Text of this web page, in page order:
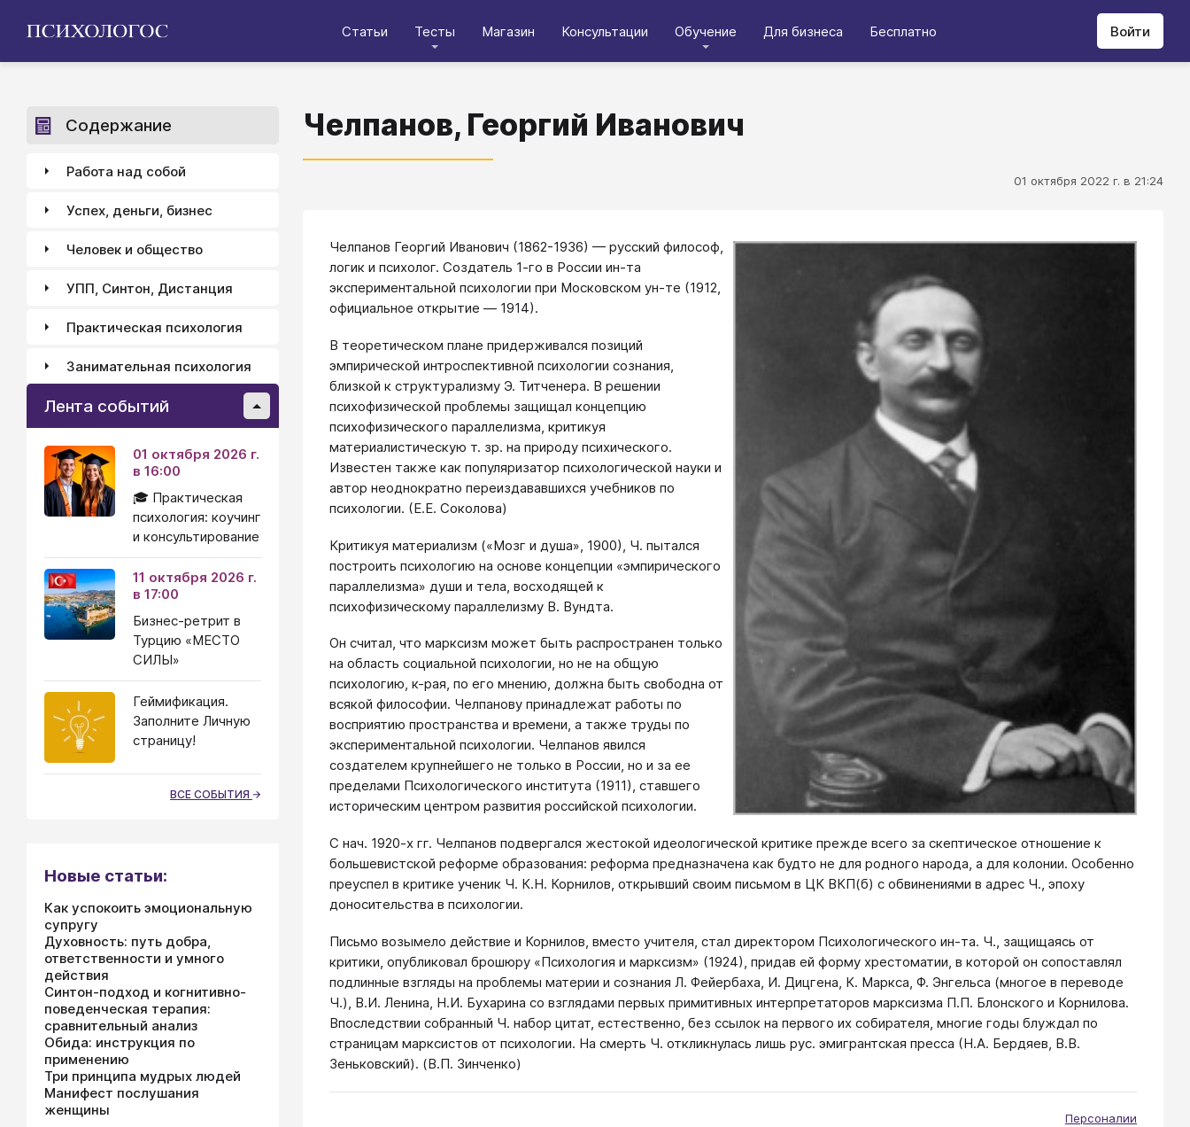
Статьи Тесты Магазин Консультации Обучение Для бизнеса Бесплатно Войти
Челпанов, Георгий Иванович
01 октября 2022 г. в 21:24
Челпанов Георгий Иванович (1862-1936) — русский философ,
логик и психолог. Создатель 1-го в России ин-та
экспериментальной психологии при Московском ун-те (1912,
официальное открытие ― 1914).
В теоретическом плане придерживался позиций
эмпирической интроспективной психологии сознания,
близкой к структурализму Э. Титченера. В решении
психофизической проблемы защищал концепцию
психофизического параллелизма, критикуя
материалистическую т. зр. на природу психического.
Известен также как популяризатор психологической науки и
автор неоднократно переиздававшихся учебников по
психологии. (Е.Е. Соколова)
Критикуя материализм («Мозг и душа», 1900), Ч. пытался
построить психологию на основе концепции «эмпирического
параллелизма» души и тела, восходящей к
психофизическому параллелизму В. Вундта.
Он считал, что марксизм может быть распространен только
на область социальной психологии, но не на общую
психологию, к-рая, по его мнению, должна быть свободна от
всякой философии. Челпанову принадлежат работы по
восприятию пространства и времени, а также труды по
экспериментальной психологии. Челпанов явился
создателем крупнейшего не только в России, но и за ее
пределами Психологического института (1911), ставшего
историческим центром развития российской психологии.
С нач. 1920-х гг. Челпанов подвергался жестокой идеологической критике прежде всего за скептическое отношение к
большевистской реформе образования: реформа предназначена как будто не для родного народа, а для колонии. Особенно
преуспел в критике ученик Ч. К.Н. Корнилов, открывший своим письмом в ЦК ВКП(б) с обвинениями в адрес Ч., эпоху
доносительства в психологии.
Письмо возымело действие и Корнилов, вместо учителя, стал директором Психологического ин-та. Ч., защищаясь от
критики, опубликовал брошюру «Психология и марксизм» (1924), придав ей форму хрестоматии, в которой он сопоставлял
подлинные взгляды на проблемы материи и сознания Л. Фейербаха, И. Дицгена, К. Маркса, Ф. Энгельса (многое в переводе
Ч.), В.И. Ленина, Н.И. Бухарина со взглядами первых примитивных интерпретаторов марксизма П.П. Блонского и Корнилова.
Впоследствии собранный Ч. набор цитат, естественно, без ссылок на первого их собирателя, многие годы блуждал по
страницам марксистов от психологии. На смерть Ч. откликнулась лишь рус. эмигрантская пресса (Н.А. Бердяев, В.В.
Зеньковский). (В.П. Зинченко)
Персоналии
Содержание
Работа над собой
Успех, деньги, бизнес
Человек и общество
УПП, Синтон, Дистанция
Практическая психология
Занимательная психология
Лента событий
01 октября 2026 г.
в 16:00
🎓 Практическая
психология: коучинг
и консультирование
11 октября 2026 г.
в 17:00
Бизнес-ретрит в
Турцию «МЕСТО
СИЛЫ»
Геймификация.
Заполните Личную
страницу!
ВСЕ СОБЫТИЯ
Новые статьи:
Как успокоить эмоциональную
супругу
Духовность: путь добра,
ответственности и умного
действия
Синтон-подход и когнитивно-
поведенческая терапия:
сравнительный анализ
Обида: инструкция по
применению
Три принципа мудрых людей
Манифест послушания
женщины